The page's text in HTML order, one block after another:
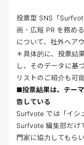
投票型 SNS「
画・広報 PR を務め
について、社外へア
＊具体的に、投票結
し、そのデータに基
リストのご紹介も可
■投票結果は、テー
告している
Surfvote では「イシ
Surfvote 編集部だけ
門家に協力してもら